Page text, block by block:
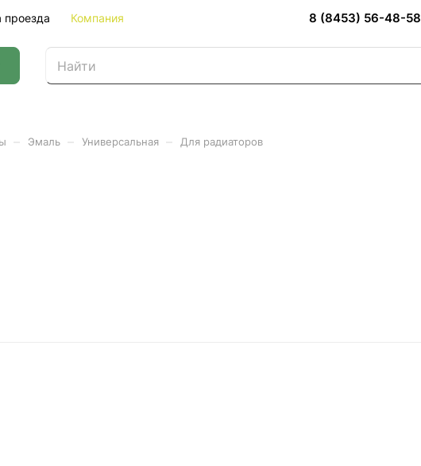
проезда Компания 8 (8453) 56-48-58
Эмаль Универсальная Для радиаторов